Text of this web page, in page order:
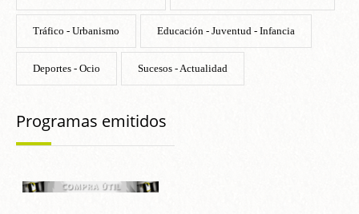
Tráfico - Urbanismo Educación - Juventud - Infancia
Deportes - Ocio Sucesos - Actualidad
Programas emitidos